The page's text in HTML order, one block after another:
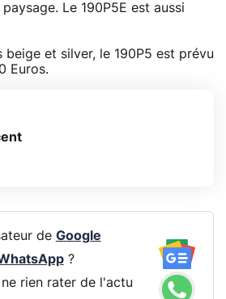
Le 190P5E est aussi
beige et silver, le 190P5 est prévu
Euros.
de Google
?
rien rater de l'actu